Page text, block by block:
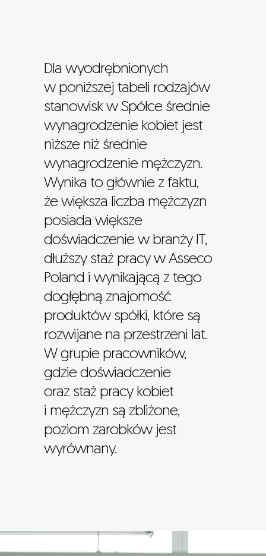
Asseco Poland
Dla wyodrębnionych
w poniższej tabeli rodzajów
stanowisk w Spółce średnie
wynagrodzenie kobiet jest
niższe niż średnie
wynagrodzenie mężczyzn.
Wynika to głównie z faktu,
że większa liczba mężczyzn
posiada większe
doświadczenie w branży IT,
dłuższy staż pracy w Asseco
Poland i wynikającą z tego
dogłębną znajomość
produktów spółki, które są
rozwijane na przestrzeni lat.
W grupie pracowników,
gdzie doświadczenie
oraz staż pracy kobiet
i mężczyzn są zbliżone,
poziom zarobków jest
wyrównany.